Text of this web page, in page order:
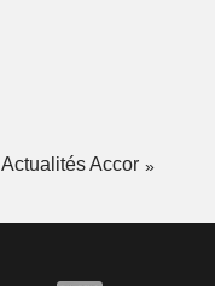
Actualités Accor